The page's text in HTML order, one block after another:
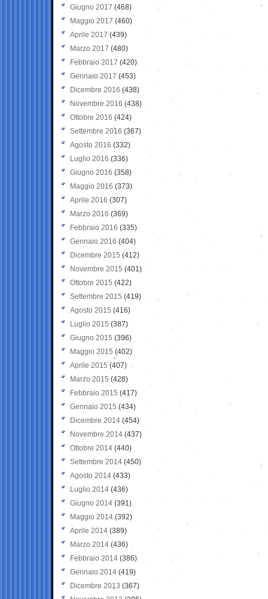
Giugno 2017 (468)
Maggio 2017 (460)
Aprile 2017 (439)
Marzo 2017 (480)
Febbraio 2017 (420)
Gennaio 2017 (453)
Dicembre 2016 (438)
Novembre 2016 (438)
Ottobre 2016 (424)
Settembre 2016 (367)
Agosto 2016 (332)
Luglio 2016 (336)
Giugno 2016 (358)
Maggio 2016 (373)
Aprile 2016 (307)
Marzo 2016 (369)
Febbraio 2016 (335)
Gennaio 2016 (404)
Dicembre 2015 (412)
Novembre 2015 (401)
Ottobre 2015 (422)
Settembre 2015 (419)
Agosto 2015 (416)
Luglio 2015 (387)
Giugno 2015 (396)
Maggio 2015 (402)
Aprile 2015 (407)
Marzo 2015 (428)
Febbraio 2015 (417)
Gennaio 2015 (434)
Dicembre 2014 (454)
Novembre 2014 (437)
Ottobre 2014 (440)
Settembre 2014 (450)
Agosto 2014 (433)
Luglio 2014 (436)
Giugno 2014 (391)
Maggio 2014 (392)
Aprile 2014 (389)
Marzo 2014 (436)
Febbraio 2014 (386)
Gennaio 2014 (419)
Dicembre 2013 (367)